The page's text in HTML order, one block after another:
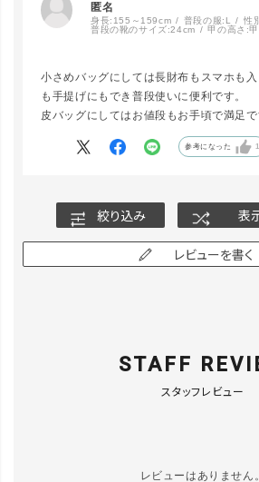
匿名
身長: 155～159cm 普段の服: L 性
普段の靴のサイズ:24cm 甲の高さ:
小さめバッグにしては長財布もスマホも
も手提げにもでき普段使いに便利です。
皮バッグにしてはお値段もお手頃で満足で
参考になった 1
絞り込み 表
レビューを書く
STAFF
スタッフレビュー
レビューはありません。